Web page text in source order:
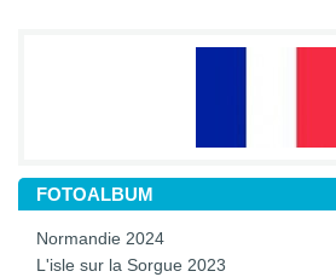
FOTOALBUM
Normandie 2024
L'isle sur la Sorgue 2023